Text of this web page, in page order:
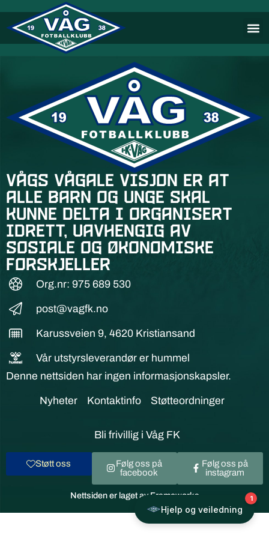
Vågs vågale visjon er at
alle barn og unge skal
kunne delta i organisert
idrett, uavhengig av
sosiale og økonomiske
forskjeller
Org.nr: 975 689 530
post@vagfk.no
Karussveien 9, 4620 Kristiansand
Vår utstyrsleverandør er hummel
Denne nettsiden har ingen informasjonskapsler.
Nyheter Kontaktinfo Støtteordninger
Bli frivillig i Våg FK
Støtt oss
Følg oss på
facebook
Følg oss på
instagram
Nettsiden er laget av Frameworks